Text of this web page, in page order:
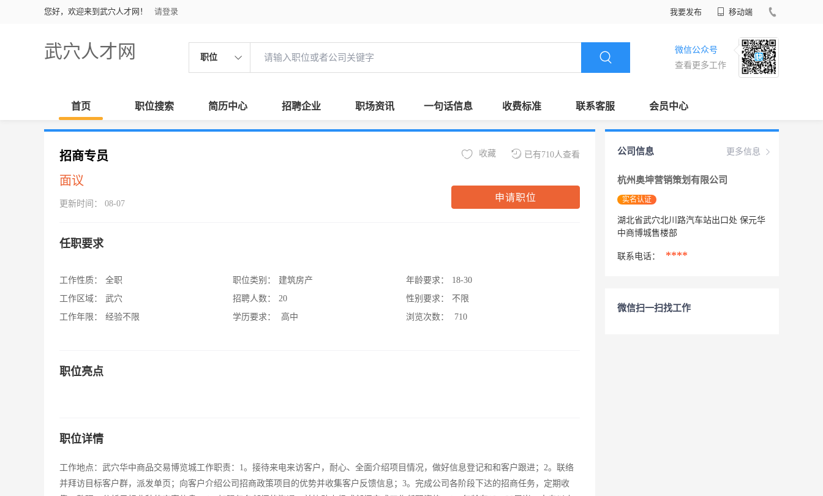
您好，欢迎来到武穴人才网！ 请登录 我要发布 移动端
武穴人才网 职位
微信公众号
查看更多工作
首页 职位搜索 简历中心 招聘企业 职场资讯 一句话信息 收费标准 联系客服 会员中心
招商专员
面议
更新时间： 08-07
已有710人查看
收藏
申请职位
任职要求
工作性质：
全职
工作区域：
武穴
工作年限：
经验不限
职位类别：
建筑房产
招聘人数：
20
学历要求：
高中
年龄要求：
18-30
性别要求：
不限
浏览次数：
710
职位亮点
职位详情
工作地点：武穴华中商品交易博览城工作职责：1。接待来电来访客户，耐心、全面介绍项目情况，做好信息登记和和客户跟进；2。联络
并拜访目标客户群，派发单页；向客户介绍公司招商政策项目的优势并收集客户反馈信息；3。完成公司各阶段下达的招商任务，定期收
更多信息
公司信息
杭州奥坤营销策划有限公司
实名认证
湖北省武穴北川路汽车站出口处 保元华
中商博城售楼部
联系电话： ****
微信扫一扫找工作